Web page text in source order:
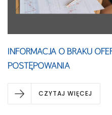
INFORMACJA O BRAKU
POSTĘPOWANIA
CZYTAJ WIĘCEJ